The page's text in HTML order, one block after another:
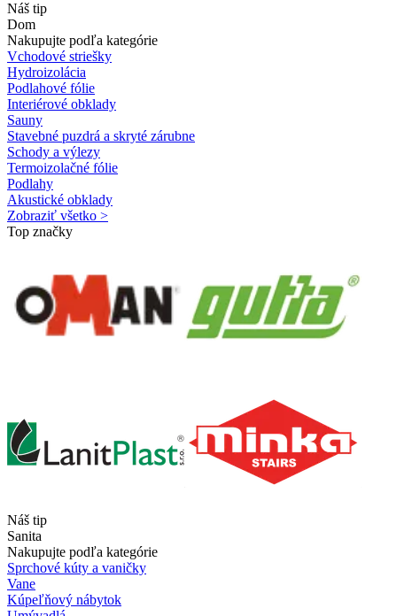
Náš tip
Dom
Nakupujte podľa kategórie
Vchodové striešky
Hydroizolácia
Podlahové fólie
Interiérové obklady
Sauny
Stavebné puzdrá a skryté zárubne
Schody a výlezy
Termoizolačné fólie
Podlahy
Akustické obklady
Zobraziť všetko >
Top značky
Náš tip
Sanita
Nakupujte podľa kategórie
Sprchové kúty a vaničky
Vane
Kúpeľňový nábytok